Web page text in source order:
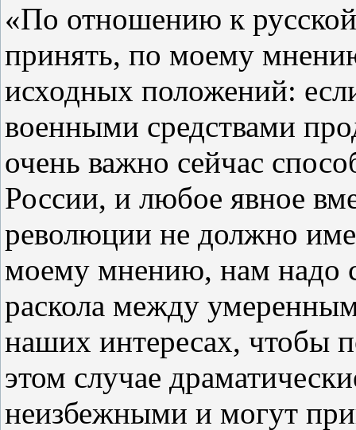
«По отношению к
принять, по моему
исходных положений:
военными средствами
очень важно сейчас
России, и любое явное
революции не должно
моему мнению, нам надо
раскола между
наших интересах, чтобы
этом случае
неизбежными и могут